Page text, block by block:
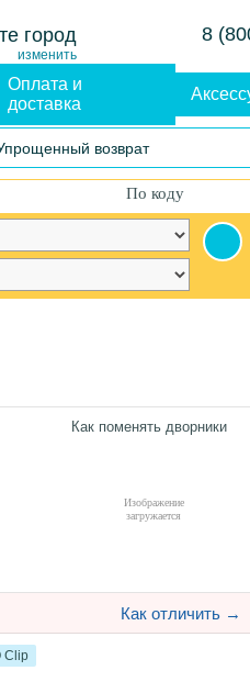
город
изменить
8
Оплата и
доставка
возврат
По коду
Как поменять дворники
Как отличить →
Clip